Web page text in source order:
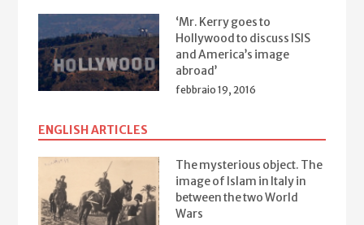
‘Mr. Kerry goes to
Hollywood to discuss ISIS
and America’s image
abroad’
febbraio 19, 2016
ENGLISH ARTICLES
The mysterious object. The
image of Islam in Italy in
between the two World
Wars